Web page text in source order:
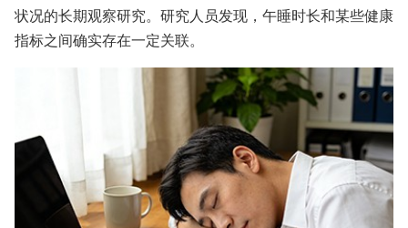
状况的长期观察研究。研究人员发现，午睡时长和某些健康
指标之间确实存在一定关联。